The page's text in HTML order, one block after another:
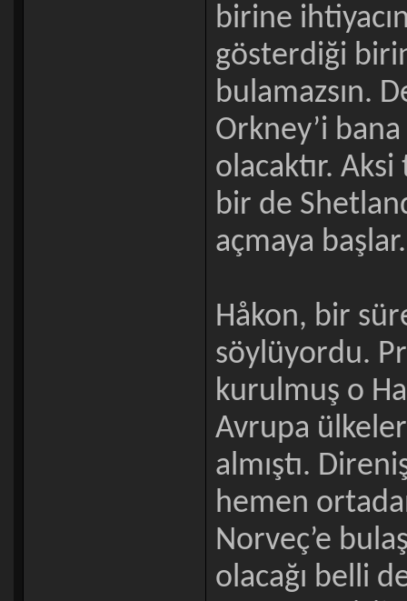
birine
gösterdiği
bulamazsın.
Orkney’i
olacaktır.
bir de
açmaya
Håkon, bir
söylüyordu.
kurulmuş o
Avrupa
almıştı.
hemen
Norveç’e
olacağı belli